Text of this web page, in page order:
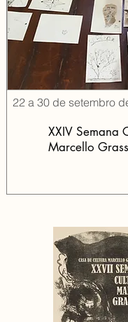
22 a 30 de setembro
XXIV Semana
Marcello